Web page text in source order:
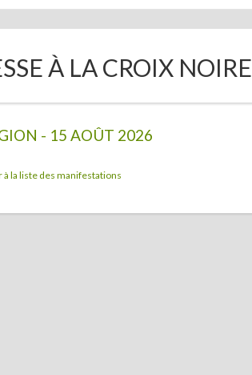
À LA CROIX NOIRE
- 15 AOÛT 2026
à la liste des manifestations